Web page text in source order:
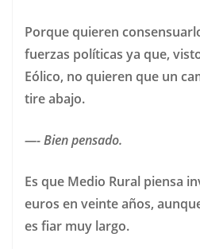
Porque quieren
fuerzas políticas ya que,
Eólico, no quieren que un
tire abajo.
—- Bien pensado.
Es que Medio Rural piensa
euros en veinte años,
es fiar muy largo.